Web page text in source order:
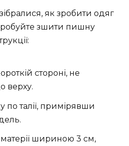
як зробити одяг
зшити пишну
стороні, не
верху.
по талії, примірявши
матерії шириною 3 см,